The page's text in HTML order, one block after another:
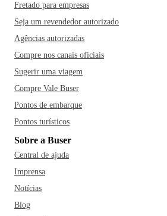
Fretado para empresas
Seja um revendedor autorizado
Agências autorizadas
Compre nos canais oficiais
Sugerir uma viagem
Compre Vale Buser
Pontos de embarque
Pontos turísticos
Sobre a Buser
Central de ajuda
Imprensa
Notícias
Blog